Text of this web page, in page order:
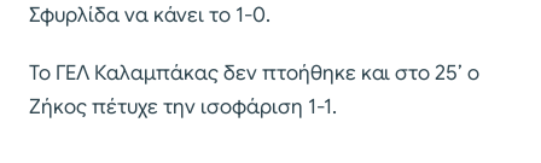
Σφυρλίδα να κάνει το 1-0.
Το ΓΕΛ Καλαμπάκας δεν πτοήθηκε και στο 25’ ο
Ζήκος πέτυχε την ισοφάριση 1-1.